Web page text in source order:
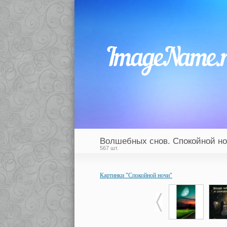
Волшебных снов. Спокойной
567 шт.
Картинки "Спокойной ночи"